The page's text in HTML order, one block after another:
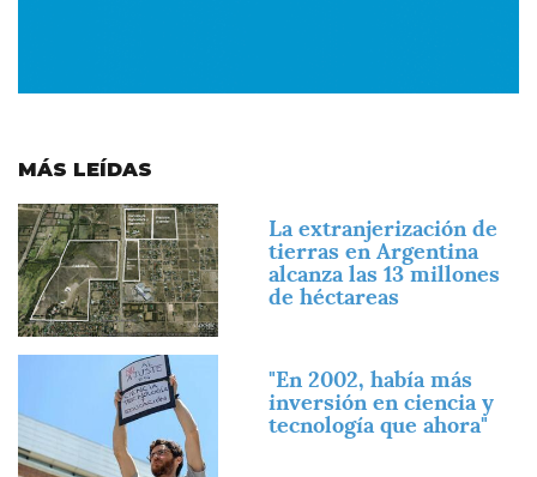
MÁS LEÍDAS
Imagen
La extranjerización de
tierras en Argentina
alcanza las 13 millones
de héctareas
"En 2002, había más
inversión en ciencia y
tecnología que ahora"